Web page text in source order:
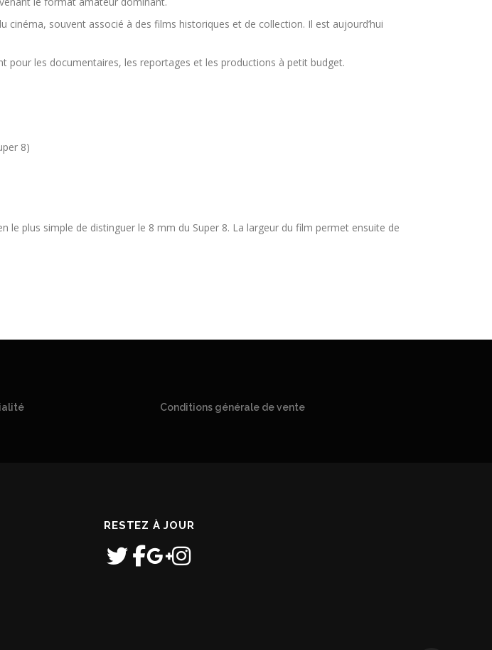
souvent associé à des films historiques et de collection. Il est aujourd’hui
les documentaires, les reportages et les productions à petit budget.
8)
le plus simple de distinguer le 8 mm du Super 8. La largeur du film permet ensuite de
Conditions générale de vente
RESTEZ À JOUR